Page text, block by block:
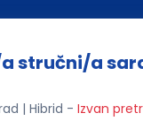
stručni/a
| Hibrid - Izvan